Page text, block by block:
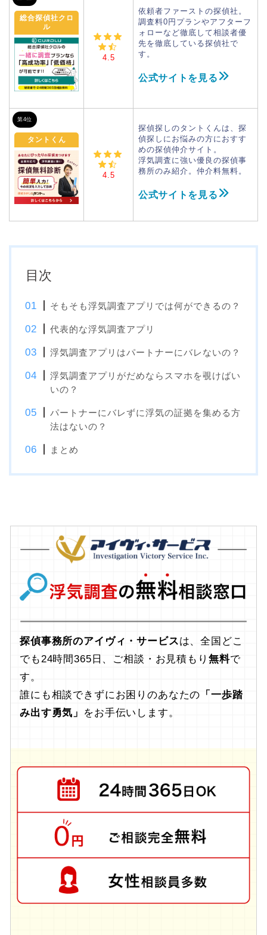
総合探偵社クロ
ル
4.5
依頼者ファーストの探偵社。
調査料0円プランやアフターフ
ォローなど徹底して相談者優
先を徹底している探偵社で
す。
公式サイトを見る
タントくん
第4位
4.5
探偵探しのタントくんは、探
偵探しにお悩みの方におすす
めの探偵仲介サイト。
浮気調査に強い優良の探偵事
務所のみ紹介。仲介料無料。
公式サイトを見る
目次
そもそも浮気調査アプリでは何ができるの？
代表的な浮気調査アプリ
浮気調査アプリはパートナーにバレないの？
浮気調査アプリがだめならスマホを覗けばい
いの？
パートナーにバレずに浮気の証拠を集める方
法はないの？
まとめ
探偵事務所のアイヴィ・サービスは、全国どこ
でも24時間365日、ご相談・お見積もり 無料で
す。
誰にも相談できずにお困りのあなたの 「一歩踏
み出す勇気」
をお手伝いします。